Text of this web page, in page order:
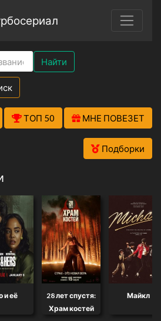
Найти
ТОП 50 МНЕ ПОВЕЗЕТ
Подборки
и её
28 лет спустя:
Храм костей
Майкл